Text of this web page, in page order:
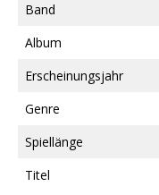
Band
Album
Erscheinungsjahr
Genre
Spiellänge
Titel